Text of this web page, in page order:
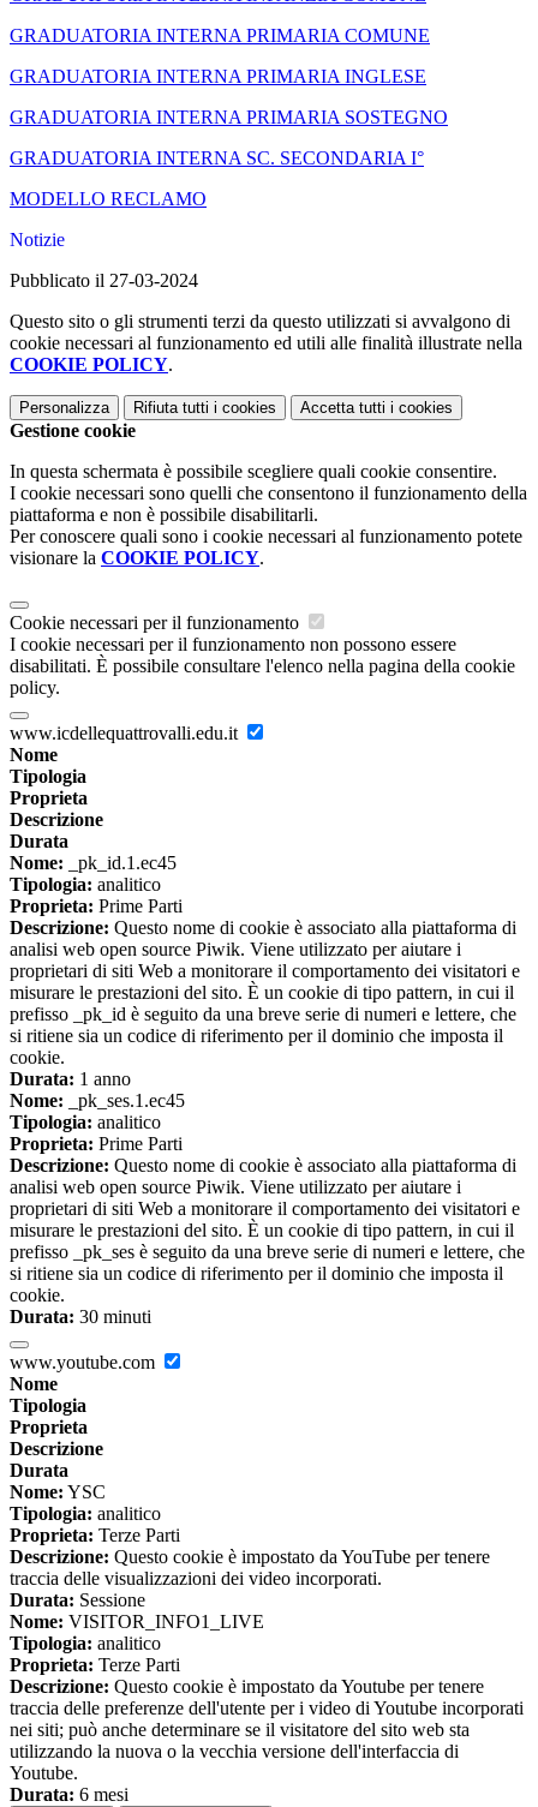
GRADUATORIA INTERNA PRIMARIA COMUNE
GRADUATORIA INTERNA PRIMARIA INGLESE
GRADUATORIA INTERNA PRIMARIA SOSTEGNO
GRADUATORIA INTERNA SC. SECONDARIA I°
MODELLO RECLAMO
Notizie
Pubblicato il 27-03-2024
Questo sito o gli strumenti terzi da questo utilizzati si avvalgono di
cookie necessari al funzionamento ed utili alle finalità illustrate nella
COOKIE POLICY.
Personalizza Rifiuta tutti i cookies Accetta tutti i cookies
Gestione cookie
In questa schermata è possibile scegliere quali cookie consentire.
I cookie necessari sono quelli che consentono il funzionamento della
piattaforma e non è possibile disabilitarli.
Per conoscere quali sono i cookie necessari al funzionamento potete
visionare la COOKIE POLICY.
Cookie necessari per il funzionamento
I cookie necessari per il funzionamento non possono essere
disabilitati. È possibile consultare l'elenco nella pagina della cookie
policy.
www.icdellequattrovalli.edu.it
Nome
Tipologia
Proprieta
Descrizione
Durata
Nome: _pk_id.1.ec45
Tipologia: analitico
Proprieta: Prime Parti
Descrizione: Questo nome di cookie è associato alla piattaforma di
analisi web open source Piwik. Viene utilizzato per aiutare i
proprietari di siti Web a monitorare il comportamento dei visitatori e
misurare le prestazioni del sito. È un cookie di tipo pattern, in cui il
prefisso _pk_id è seguito da una breve serie di numeri e lettere, che
si ritiene sia un codice di riferimento per il dominio che imposta il
cookie.
Durata: 1 anno
Nome: _pk_ses.1.ec45
Tipologia: analitico
Proprieta: Prime Parti
Descrizione: Questo nome di cookie è associato alla piattaforma di
analisi web open source Piwik. Viene utilizzato per aiutare i
proprietari di siti Web a monitorare il comportamento dei visitatori e
misurare le prestazioni del sito. È un cookie di tipo pattern, in cui il
prefisso _pk_ses è seguito da una breve serie di numeri e lettere, che
si ritiene sia un codice di riferimento per il dominio che imposta il
cookie.
Durata: 30 minuti
www.youtube.com
Nome
Tipologia
Proprieta
Descrizione
Durata
Nome: YSC
Tipologia: analitico
Proprieta: Terze Parti
Descrizione: Questo cookie è impostato da YouTube per tenere
traccia delle visualizzazioni dei video incorporati.
Durata: Sessione
Nome: VISITOR_INFO1_LIVE
Tipologia: analitico
Proprieta: Terze Parti
Descrizione: Questo cookie è impostato da Youtube per tenere
traccia delle preferenze dell'utente per i video di Youtube incorporati
nei siti; può anche determinare se il visitatore del sito web sta
utilizzando la nuova o la vecchia versione dell'interfaccia di
Youtube.
Durata: 6 mesi